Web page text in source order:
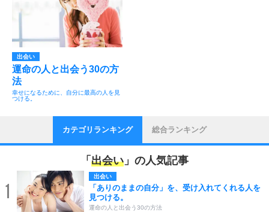
出会い
運命の人と出会う30の方
法
幸せになるために、自分に最高の人を見
つける。
カテゴリランキング 総合ランキング
「 出会い 」の人気記事
1
出会い
「ありのままの自分」を、受け入れてくれる人を
見つける。
運命の人と出会う30の方法